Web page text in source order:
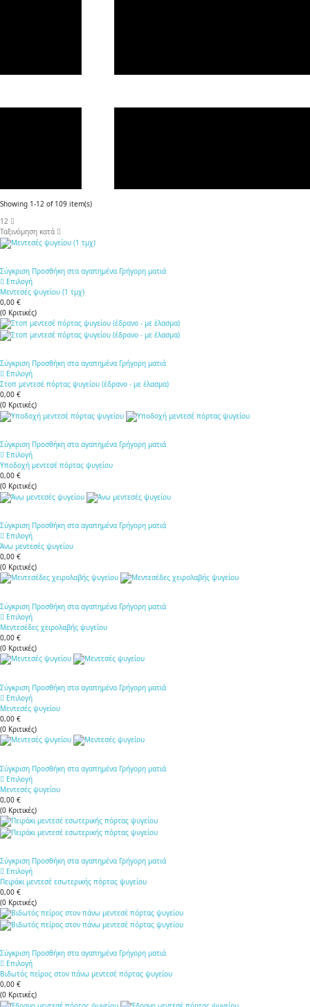
Showing 1-12 of 109 item(s)
12
Ταξινόμηση κατά
Σύγκριση Προσθήκη στα αγαπημένα Γρήγορη ματιά
Επιλογή
Μεντεσές ψυγείου (1 τμχ)
0,00 €
(0 Κριτικές)
Σύγκριση Προσθήκη στα αγαπημένα Γρήγορη ματιά
Επιλογή
Στοπ μεντεσέ πόρτας ψυγείου (έδρανο - με έλασμα)
0,00 €
(0 Κριτικές)
Σύγκριση Προσθήκη στα αγαπημένα Γρήγορη ματιά
Επιλογή
Υποδοχή μεντεσέ πόρτας ψυγείου
0,00 €
(0 Κριτικές)
Σύγκριση Προσθήκη στα αγαπημένα Γρήγορη ματιά
Επιλογή
Άνω μεντεσές ψυγείου
0,00 €
(0 Κριτικές)
Σύγκριση Προσθήκη στα αγαπημένα Γρήγορη ματιά
Επιλογή
Μεντεσέδες χειρολαβής ψυγείου
0,00 €
(0 Κριτικές)
Σύγκριση Προσθήκη στα αγαπημένα Γρήγορη ματιά
Επιλογή
Μεντεσές ψυγείου
0,00 €
(0 Κριτικές)
Σύγκριση Προσθήκη στα αγαπημένα Γρήγορη ματιά
Επιλογή
Μεντεσές ψυγείου
0,00 €
(0 Κριτικές)
Σύγκριση Προσθήκη στα αγαπημένα Γρήγορη ματιά
Επιλογή
Πειράκι μεντεσέ εσωτερικής πόρτας ψυγείου
0,00 €
(0 Κριτικές)
Σύγκριση Προσθήκη στα αγαπημένα Γρήγορη ματιά
Επιλογή
Βιδωτός πείρος στον πάνω μεντεσέ πόρτας ψυγείου
0,00 €
(0 Κριτικές)